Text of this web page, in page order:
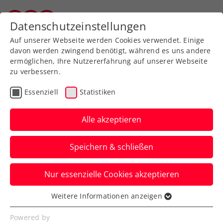
Kids & Jugend
Starke ÖTV-Kids
wiederholen Kantersieg
im Vergleichskampf mit
Bayern
Der heimische Nachwuchs fertigt den
süddeutschen in Oberhaching diesmal
mit 34:16 ab.
Datenschutzeinstellungen
Auf unserer Webseite werden Cookies verwendet. Einige
davon werden zwingend benötigt, während es uns andere
ermöglichen, Ihre Nutzererfahrung auf unserer Webseite
zu verbessern.
Essenziell Statistiken
Alle akzeptieren
Speichern & schließen
Nur essenzielle Cookies akzeptieren
Essenziell
Essenzielle Cookies werden für grundlegende
Weitere Informationen anzeigen
Powered by